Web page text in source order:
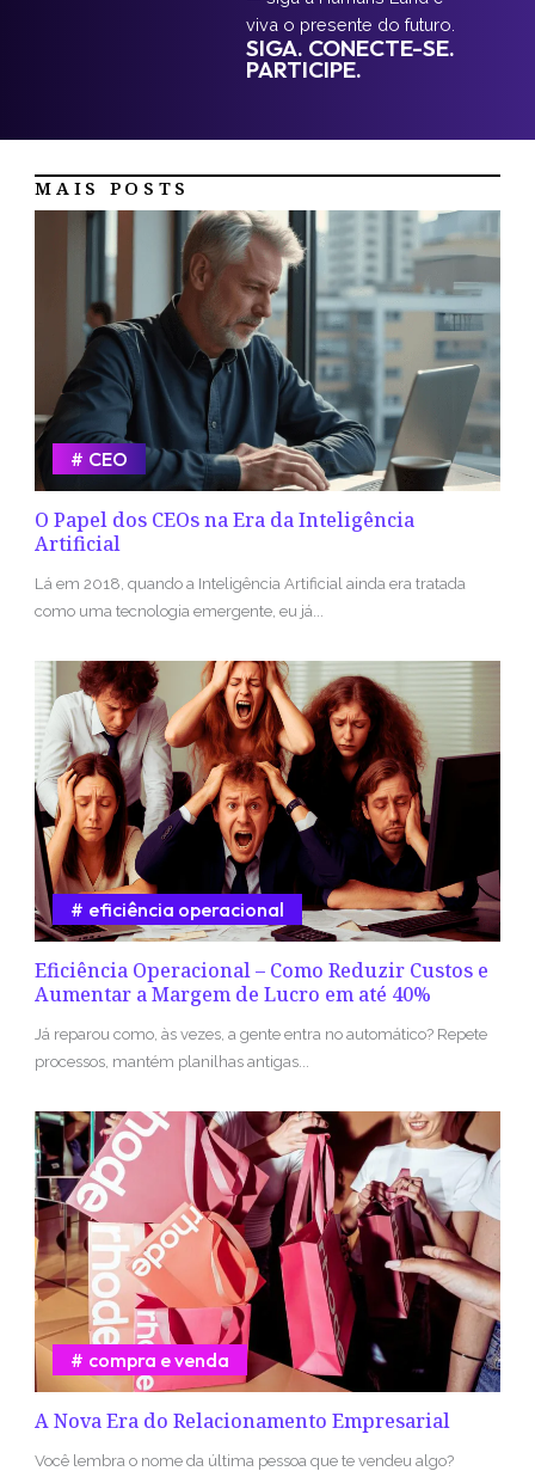
viva o presente do futuro.
SIGA. CONECTE-SE.
PARTICIPE.
MAIS POSTS
O Papel dos CEOs na Era da Inteligência
Artificial
CEO
Lá em 2018, quando a Inteligência Artificial ainda era tratada
como uma tecnologia emergente, eu já...
Eficiência Operacional – Como Reduzir Custos e
Aumentar a Margem de Lucro em até 40%
eficiência operacional
Já reparou como, às vezes, a gente entra no automático? Repete
processos, mantém planilhas antigas...
A Nova Era do Relacionamento Empresarial
compra e venda
Você lembra o nome da última pessoa que te vendeu algo?